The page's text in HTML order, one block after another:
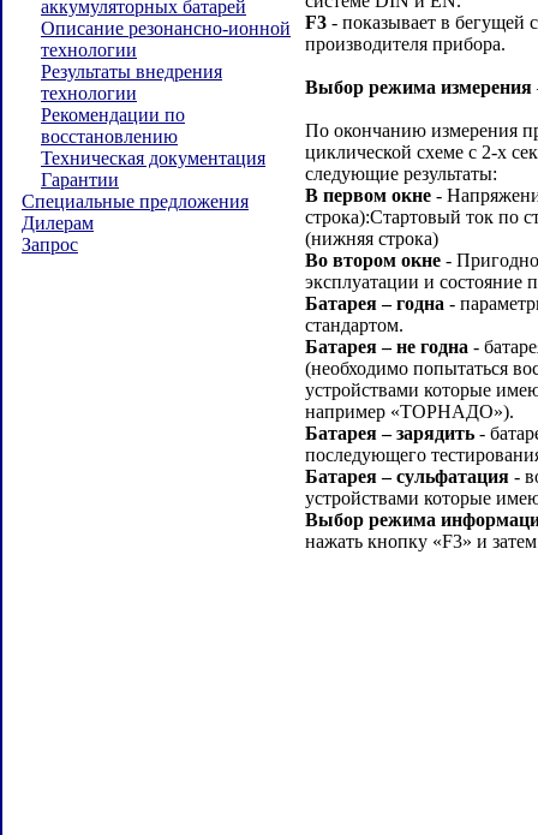
аккумуляторных батарей
Описание резонансно-ионной
технологии
Результаты внедрения
технологии
Рекомендации по
восстановлению
Техническая документация
Гарантии
Специальные предложения
Дилерам
Запрос
F3 - показывает в бегущей
производителя прибора.
Выбор режима измерения
По окончанию измерения
циклической схеме с 2-х
следующие результаты:
В первом окне -
строка):Стартовый ток по
(нижняя строка)
Во втором окне -
эксплуатации и состояние
Батарея – годна -
стандартом.
Батарея – не годна -
(необходимо попытаться
устройствами которые
например «ТОРНАДО»).
Батарея – зарядить -
последующего
Батарея – сульфатация -
устройствами которые
Выбор режима
нажать кнопку «F3» и